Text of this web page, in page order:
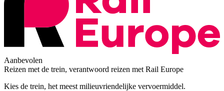
Aanbevolen
Reizen met de trein, verantwoord reizen met Rail Europe
Kies de trein, het meest milieuvriendelijke vervoermiddel.